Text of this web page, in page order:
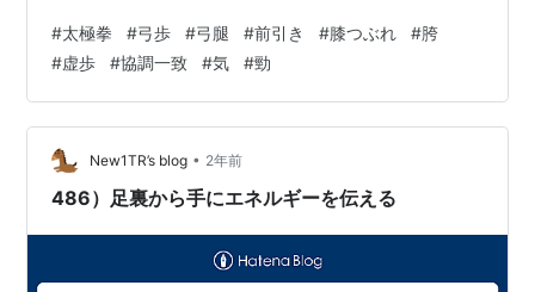
向きは無茶苦茶。右足の蹴り出しもない。正しい弓歩の
形を知らない為、足を置き直そうともしない。スポーツ
クラブの太極拳教室では、こんな風景が良く見られる。
教室では、沢山の人を同時に教えているし、色んなレベ
ルの人が入っているから、こんな初心者がいても、丁寧
な指導が行き届かないのも無理はない。 しか…
#太極拳 #弓歩 #弓腿 #前引き #膝つぶれ #胯
#虚歩 #協調一致 #気 #勁
New1TR’s blog • 2年前
486）足裏から手にエネルギーを伝える